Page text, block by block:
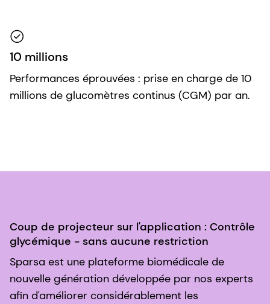
10 millions
Performances éprouvées : prise en charge de 10
millions de glucomètres continus (CGM) par an.
Coup de projecteur sur l'application : Contrôle
glycémique - sans aucune restriction
Sparsa est une plateforme biomédicale de
nouvelle génération développée par nos experts
afin d'améliorer considérablement les